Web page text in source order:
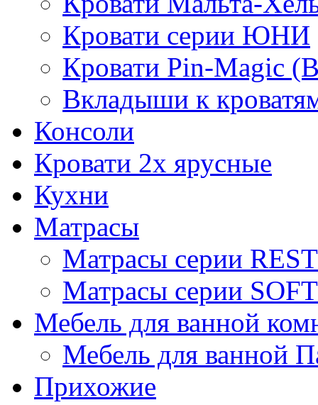
Кровати серии ЮНИ
Кровати Pin-Magic
Вкладыши к
Консоли
Кровати 2х ярусные
Кухни
Матрасы
Матрасы серии REST
Матрасы серии SOFT
Мебель для ванной
Мебель для ванной
Прихожие